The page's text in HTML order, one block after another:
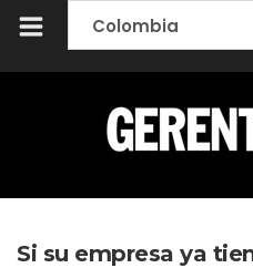
Si su empresa ya